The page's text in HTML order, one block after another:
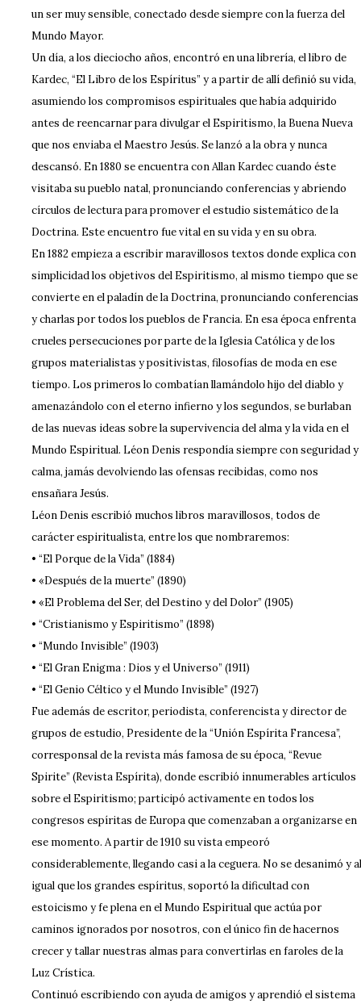
un ser muy sensible, conectado desde siempre con la fuerza del
Mundo Mayor.
Un día, a los dieciocho años, encontró en una librería, el libro de
Kardec, “El Libro de los Espíritus” y a partir de allí definió su vida,
asumiendo los compromisos espirituales que había adquirido
antes de reencarnar para divulgar el Espiritismo, la Buena Nueva
que nos enviaba el Maestro Jesús. Se lanzó a la obra y nunca
descansó. En 1880 se encuentra con Allan Kardec cuando éste
visitaba su pueblo natal, pronunciando conferencias y abriendo
círculos de lectura para promover el estudio sistemático de la
Doctrina. Este encuentro fue vital en su vida y en su obra.
En 1882 empieza a escribir maravillosos textos donde explica con
simplicidad los objetivos del Espiritismo, al mismo tiempo que se
convierte en el paladín de la Doctrina, pronunciando conferencias
y charlas por todos los pueblos de Francia. En esa época enfrenta
crueles persecuciones por parte de la Iglesia Católica y de los
grupos materialistas y positivistas, filosofías de moda en ese
tiempo. Los primeros lo combatían llamándolo hijo del diablo y
amenazándolo con el eterno infierno y los segundos, se burlaban
de las nuevas ideas sobre la supervivencia del alma y la vida en el
Mundo Espiritual. Léon Denis respondía siempre con seguridad y
calma, jamás devolviendo las ofensas recibidas, como nos
ensañara Jesús.
Léon Denis escribió muchos libros maravillosos, todos de
carácter espiritualista, entre los que nombraremos:
• “El Porque de la Vida” (1884)
• «Después de la muerte” (1890)
• «El Problema del Ser, del Destino y del Dolor” (1905)
• “Cristianismo y Espiritismo” (1898)
• “Mundo Invisible” (1903)
• “El Gran Enigma : Dios y el Universo” (1911)
• “El Genio Céltico y el Mundo Invisible” (1927)
Fue además de escritor, periodista, conferencista y director de
grupos de estudio, Presidente de la “Unión Espírita Francesa”,
corresponsal de la revista más famosa de su época, “Revue
Spirite” (Revista Espírita), donde escribió innumerables artículos
sobre el Espiritismo; participó activamente en todos los
congresos espíritas de Europa que comenzaban a organizarse en
ese momento. A partir de 1910 su vista empeoró
considerablemente, llegando casi a la ceguera. No se desanimó y al
igual que los grandes espíritus, soportó la dificultad con
estoicismo y fe plena en el Mundo Espiritual que actúa por
caminos ignorados por nosotros, con el único fin de hacernos
crecer y tallar nuestras almas para convertirlas en faroles de la
Luz Crística.
Continuó escribiendo con ayuda de amigos y aprendió el sistema